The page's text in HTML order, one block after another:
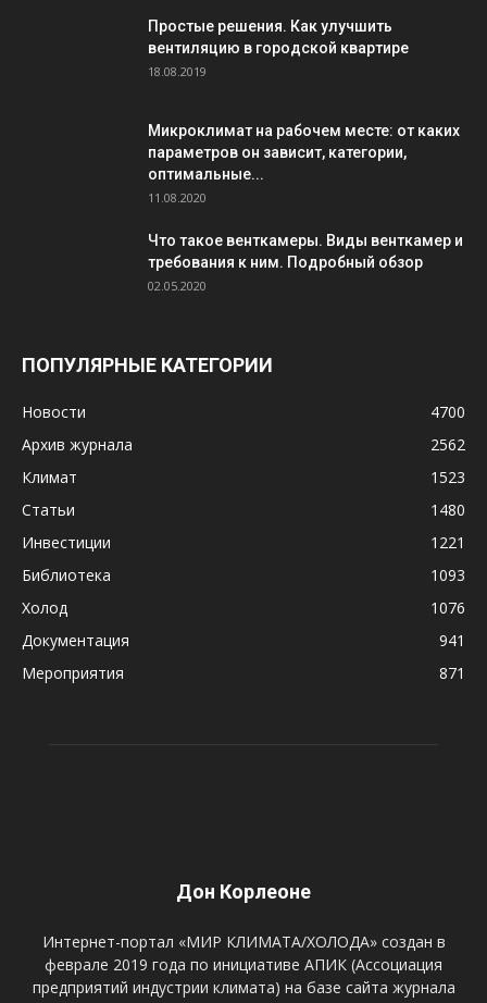
Простые решения. Как улучшить
вентиляцию в городской квартире
18.08.2019
Микроклимат на рабочем месте: от каких
параметров он зависит, категории,
оптимальные...
11.08.2020
Что такое венткамеры. Виды венткамер и
требования к ним. Подробный обзор
02.05.2020
ПОПУЛЯРНЫЕ КАТЕГОРИИ
Новости
4700
Архив журнала
2562
Климат
1523
Статьи
1480
Инвестиции
1221
Библиотека
1093
Холод
1076
Документация
941
Мероприятия
871
Дон Корлеоне
Интернет-портал «МИР КЛИМАТА/ХОЛОДА» создан в
феврале 2019 года по инициативе АПИК (Ассоциация
предприятий индустрии климата) на базе сайта журнала